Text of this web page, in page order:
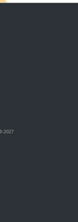
2027